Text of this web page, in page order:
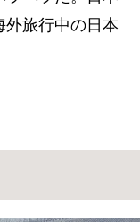
外旅行中の日本